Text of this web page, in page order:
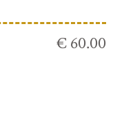
€ 60.00